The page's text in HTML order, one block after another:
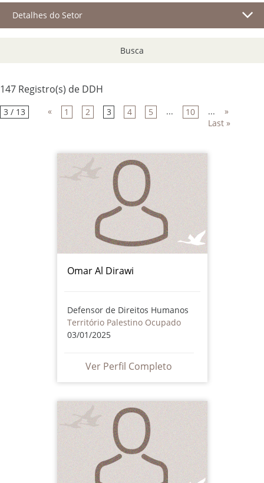
Detalhes do Setor
Busca
147 Registro(s) de DDH
3 / 13 « 1 2 3 4 5 ... 10 ...
»
Last »
Omar Al Dirawi
Defensor de Direitos Humanos
Território Palestino Ocupado
03/01/2025
Ver Perfil Completo